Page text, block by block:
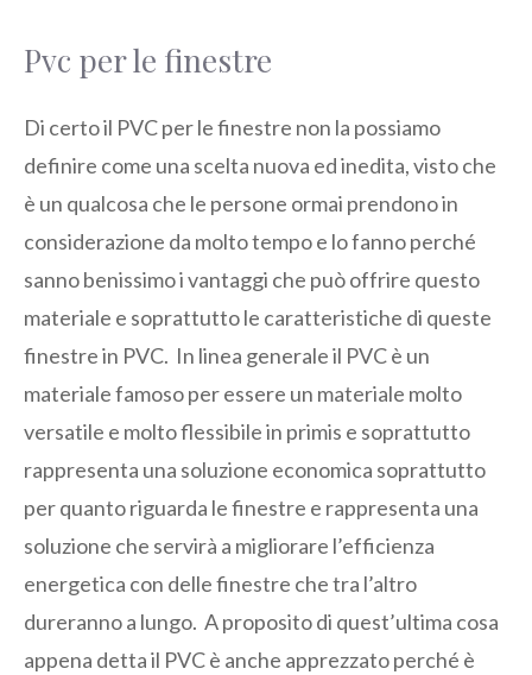
Pvc per le finestre
Di certo il PVC per le finestre non la possiamo
definire come una scelta nuova ed inedita, visto che
è un qualcosa che le persone ormai prendono in
considerazione da molto tempo e lo fanno perché
sanno benissimo i vantaggi che può offrire questo
materiale e soprattutto le caratteristiche di queste
finestre in PVC. In linea generale il PVC è un
materiale famoso per essere un materiale molto
versatile e molto flessibile in primis e soprattutto
rappresenta una soluzione economica soprattutto
per quanto riguarda le finestre e rappresenta una
soluzione che servirà a migliorare l’efficienza
energetica con delle finestre che tra l’altro
dureranno a lungo. A proposito di quest’ultima cosa
appena detta il PVC è anche apprezzato perché è